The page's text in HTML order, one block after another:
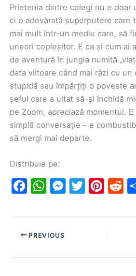
Prietenia dintre colegi nu e doar
ci o adevărată superputere care
mai mult într-un mediu care, să
uneori copleșitor. E ca și cum ai
de aventură în jungla numită
data viitoare când mai râzi cu un
stupidă sau împărțiți o poveste
șeful care a uitat să-și închidă
pe Zoom, apreciază momentul.
simplă conversație – e
să mergi mai departe.
Distribuie pe:
F
c
e
o
W
at
s
p
M
s
n
T
itt
Pi
er
e
R
d
PREVIOUS